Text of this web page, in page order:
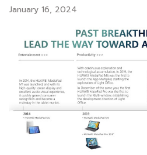
January 16, 2024